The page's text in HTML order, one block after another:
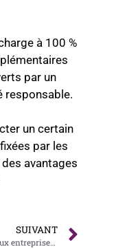
à 100 %
par un
responsable.
un certain
par les
avantages
SUIVANT
Soutien aux entreprises : modulation des acomptes d’IS et remboursement des crédits d’impôt